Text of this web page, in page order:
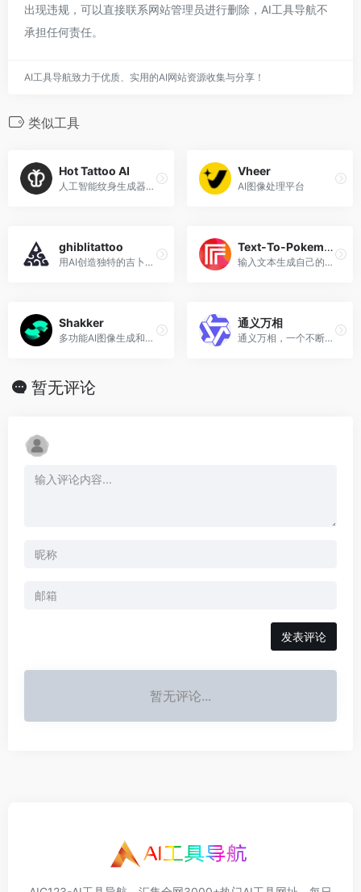
出现违规，可以直接联系网站管理员进行删除，AI工具导航不
承担任何责任。
AI工具导航致力于优质、实用的AI网站资源收集与分享！
类似工具
Hot Tattoo AI
人工智能纹身生成器，提供独特的纹身创意
Vheer
AI图像处理平台
ghiblitattoo
用AI创造独特的吉卜力纹身
Text-To-Pokemon口袋妖怪
输入文本生成自己的Pokemon，还有各种选项来定制自己的口袋妖怪
Shakker
多功能AI图像生成和编辑平台
通义万相
通义万相，一个不断进化的AI艺术创作大模型
暂无评论
发表评论
暂无评论...